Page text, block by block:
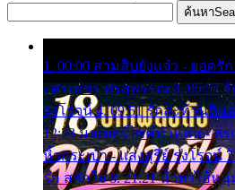
ค้นหา
1. 00:00 สามสิบยังแจ๋ว - ยอดรั
- ศรเพชร ศรสุพรรณ 3. 05:57
รุ่งโรจน์ 4. 09:51 รักสะท้านดิน
12:23 มอเตอร์ไซค์ทำหล่น - ศ
หิ้วกระเป๋า - แสงสุรีย์ รุ่งโรจน์
รัก สลักใจ 8. 21:21 น้ำตาไอ้ห